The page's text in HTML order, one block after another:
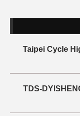
Taipei Cycle
TDS-